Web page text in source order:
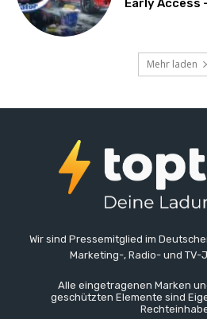
Early Access
Mehr laden
Wir sind Pressemitglied im
Marketing-, Radio- und TV-
Alle eingetragenen Marken
geschützten Elemente sind